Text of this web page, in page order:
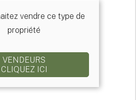
vendre ce type de
propriété
VENDEURS
CLIQUEZ ICI